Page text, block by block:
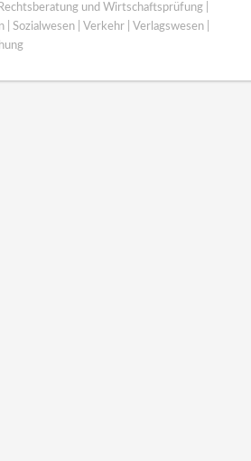
und Wirtschaftsprüfung |
Sozialwesen | Verkehr | Verlagswesen |